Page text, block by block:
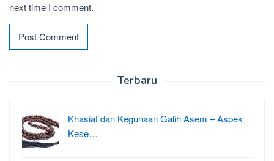
next time I comment.
Terbaru
Khasiat dan Kegunaan Galih Asem – Aspek
Kese…